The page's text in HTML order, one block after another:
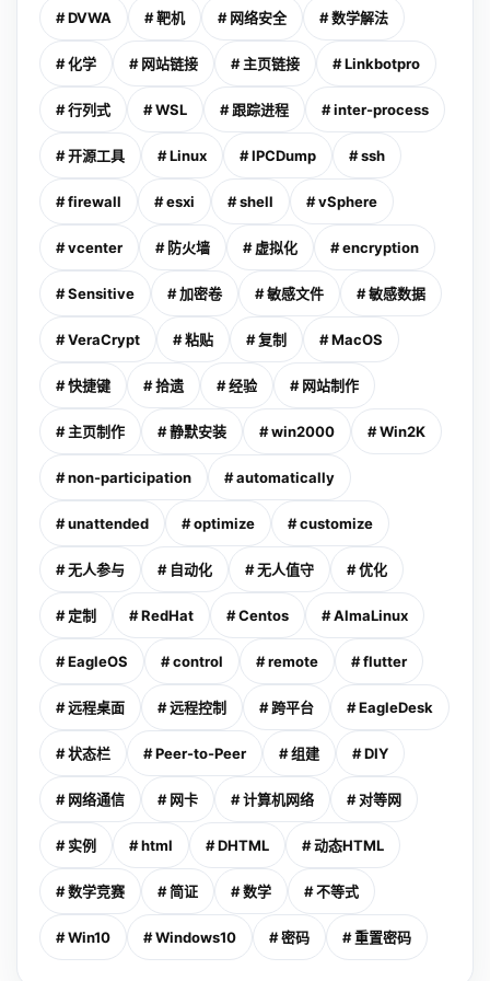
# DVWA # 靶机 # 网络安全 # 数学解法
# 化学 # 网站链接 # 主页链接 # Linkbotpro
# 行列式 # WSL # 跟踪进程 # inter-process
# 开源工具 # Linux # IPCDump # ssh
# firewall # esxi # shell # vSphere
# vcenter # 防火墙 # 虚拟化 # encryption
# Sensitive # 加密卷 # 敏感文件 # 敏感数据
# VeraCrypt # 粘贴 # 复制 # MacOS
# 快捷键 # 拾遗 # 经验 # 网站制作
# 主页制作 # 静默安装 # win2000 # Win2K
# non-participation # automatically
# unattended # optimize # customize
# 无人参与 # 自动化 # 无人值守 # 优化
# 定制 # RedHat # Centos # AlmaLinux
# EagleOS # control # remote # flutter
# 远程桌面 # 远程控制 # 跨平台 # EagleDesk
# 状态栏 # Peer-to-Peer # 组建 # DIY
# 网络通信 # 网卡 # 计算机网络 # 对等网
# 实例 # html # DHTML # 动态HTML
# 数学竞赛 # 简证 # 数学 # 不等式
# Win10 # Windows10 # 密码 # 重置密码